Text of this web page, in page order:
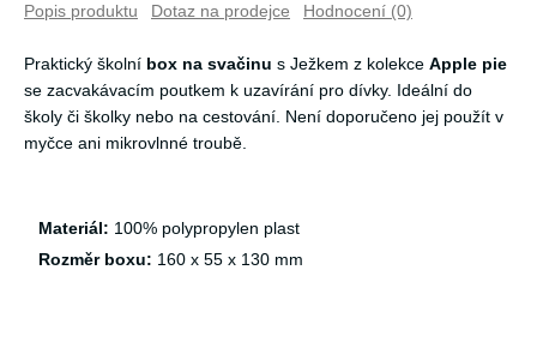
Popis produktu Dotaz na prodejce Hodnocení (0)
Praktický školní box na svačinu s Ježkem z kolekce Apple pie
se zacvakávacím poutkem k uzavírání pro dívky. Ideální do
školy či školky nebo na cestování. Není doporučeno jej použít v
myčce ani mikrovlnné troubě.
Materiál: 100% polypropylen plast
Rozměr boxu: 160 x 55 x 130 mm